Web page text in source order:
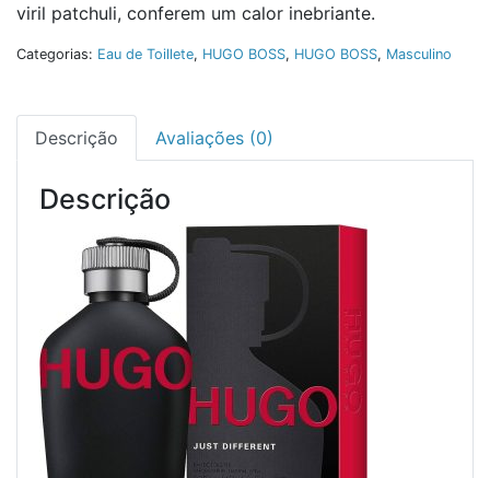
viril patchuli, conferem um calor inebriante.
Categorias: Eau de Toillete, HUGO BOSS, HUGO BOSS, Masculino
Descrição Avaliações (0)
Descrição